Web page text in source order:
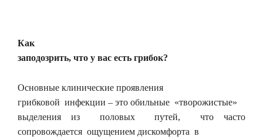
Как
заподозрить, что у вас есть грибок?
Основные клинические проявления
грибковой инфекции – это обильные «творожистые»
выделения из половых путей, что часто
сопровождается ощущением дискомфорта в